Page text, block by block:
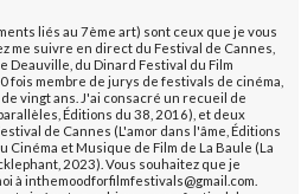
liés au 7ème art) sont ceux que je vous
me suivre en direct du Festival de Cannes,
Deauville, du Dinard Festival du Film
fois membre de jurys de festivals de cinéma,
vingt ans. J'ai consacré un recueil de
Éditions du 38, 2016), et deux
de Cannes (L'amor dans l'âme, Éditions
et Musique de Film de La Baule (La
2023). Vous souhaitez que je
à inthemoodforfilmfestivals@gmail.com.